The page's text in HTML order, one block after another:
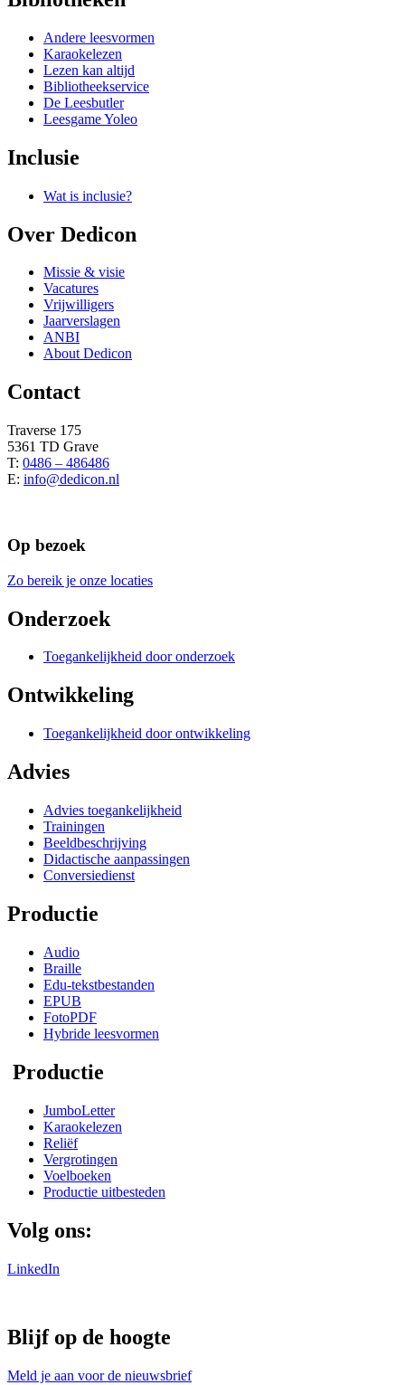
Andere leesvormen
Karaokelezen
Lezen kan altijd
Bibliotheekservice
De Leesbutler
Leesgame Yoleo
Inclusie
Wat is inclusie?
Over Dedicon
Missie & visie
Vacatures
Vrijwilligers
Jaarverslagen
ANBI
About Dedicon
Contact
Traverse 175
5361 TD Grave
T: 0486 – 486486
E: info@dedicon.nl
Op bezoek
Zo bereik je onze locaties
Onderzoek
Toegankelijkheid door onderzoek
Ontwikkeling
Toegankelijkheid door ontwikkeling
Advies
Advies toegankelijkheid
Trainingen
Beeldbeschrijving
Didactische aanpassingen
Conversiedienst
Productie
Audio
Braille
Edu-tekstbestanden
EPUB
FotoPDF
Hybride leesvormen
Productie
JumboLetter
Karaokelezen
Reliëf
Vergrotingen
Voelboeken
Productie uitbesteden
Volg ons:
LinkedIn
Blijf op de hoogte
Meld je aan voor de nieuwsbrief